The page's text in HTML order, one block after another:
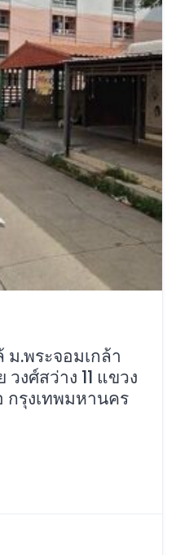
ม.พระจอมเกล้า
งศ์สว่าง 11 แขวง
กรุงเทพมหานคร